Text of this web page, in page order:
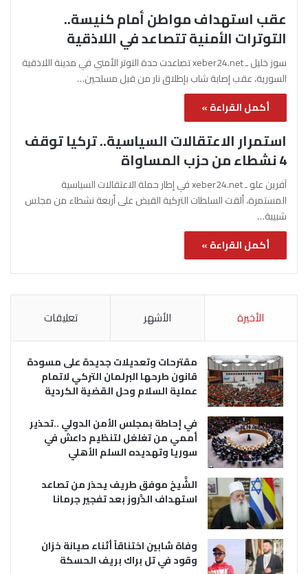
عقب استهداف مواطن أمام كنيسة..
التوترات الأمنية تتصاعد في اللاذقية
سوز خليل ـ xeber24.net تصاعدت حدة التوتر الأمني في مدينة اللاذقية
السورية، عقب إصابة شاب بإطلاق نار من قبل مسلحين…
أكمل القراءة »
استمرار الاعتقالات السياسية.. تركيا توقف
4 نشطاء من حزب المساواة
آفرين علو ـ xeber24.net في إطار حملة الاعتقالات السياسية
المستمرة، ألقت السلطات التركية القبض على أربعة نشطاء من مجلس
شبيبة…
أكمل القراءة »
الأخيرة الأشهر تعليقات
مقترحات وتعديلات جديدة على مسودة
قانون طرحها البرلمان التركي لاتمام
عملية السلام وحل القضية الكردية
في إحاطة بمجلس الأمن الدولي ..تحذير
أممي من تغلغل لتنظيم داعش في
سوريا وتهديده السلم الأهلي
الشَّيخ موفق طريف يحذر من تصاعد
استهداف الدَّروز بعد تفجير جرمانا
وفاة شابين اختناقاً أثناء صيانة خزان
وقود في تل براك بريف الحسكة